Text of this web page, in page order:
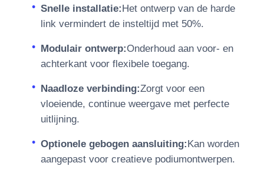
Snelle installatie:Het ontwerp van de harde
link vermindert de insteltijd met 50%.
Modulair ontwerp:Onderhoud aan voor- en
achterkant voor flexibele toegang.
Naadloze verbinding:Zorgt voor een
vloeiende, continue weergave met perfecte
uitlijning.
Optionele gebogen aansluiting:Kan worden
aangepast voor creatieve podiumontwerpen.